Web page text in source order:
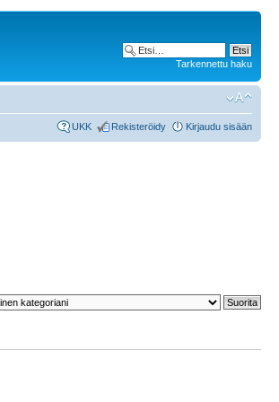
Tarkennettu haku
UKK Rekisteröidy Kirjaudu sisään